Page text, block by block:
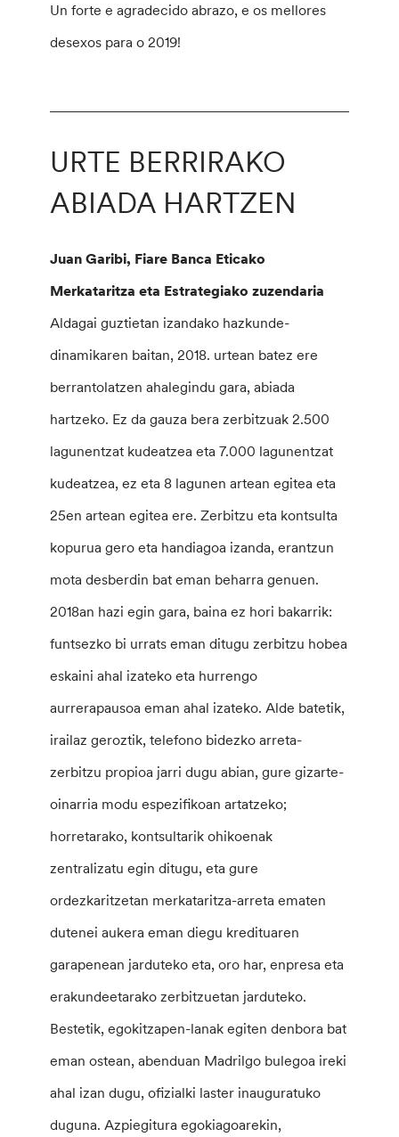
Un forte e agradecido abrazo, e os mellores
desexos para o 2019!
URTE BERRIRAKO
ABIADA HARTZEN
Juan Garibi, Fiare Banca Eticako
Merkataritza eta Estrategiako zuzendaria
Aldagai guztietan izandako hazkunde-
dinamikaren baitan, 2018. urtean batez ere
berrantolatzen ahalegindu gara, abiada
hartzeko. Ez da gauza bera zerbitzuak 2.500
lagunentzat kudeatzea eta 7.000 lagunentzat
kudeatzea, ez eta 8 lagunen artean egitea eta
25en artean egitea ere. Zerbitzu eta kontsulta
kopurua gero eta handiagoa izanda, erantzun
mota desberdin bat eman beharra genuen.
2018an hazi egin gara, baina ez hori bakarrik:
funtsezko bi urrats eman ditugu zerbitzu hobea
eskaini ahal izateko eta hurrengo
aurrerapausoa eman ahal izateko. Alde batetik,
irailaz geroztik, telefono bidezko arreta-
zerbitzu propioa jarri dugu abian, gure gizarte-
oinarria modu espezifikoan artatzeko;
horretarako, kontsultarik ohikoenak
zentralizatu egin ditugu, eta gure
ordezkaritzetan merkataritza-arreta ematen
dutenei aukera eman diegu kredituaren
garapenean jarduteko eta, oro har, enpresa eta
erakundeetarako zerbitzuetan jarduteko.
Bestetik, egokitzapen-lanak egiten denbora bat
eman ostean, abenduan Madrilgo bulegoa ireki
ahal izan dugu, ofizialki laster inauguratuko
duguna. Azpiegitura egokiagoarekin,